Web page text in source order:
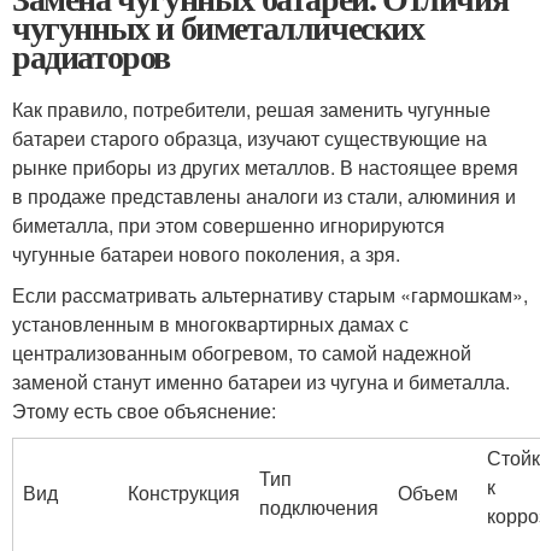
чугунных и биметаллических
радиаторов
Как правило, потребители, решая заменить чугунные
батареи старого образца, изучают существующие на
рынке приборы из других металлов. В настоящее время
в продаже представлены аналоги из стали, алюминия и
биметалла, при этом совершенно игнорируются
чугунные батареи нового поколения, а зря.
Если рассматривать альтернативу старым «гармошкам»,
установленным в многоквартирных дамах с
централизованным обогревом, то самой надежной
заменой станут именно батареи из чугуна и биметалла.
Этому есть свое объяснение:
Вид Конструкция
Тип
подключения
Объем
к